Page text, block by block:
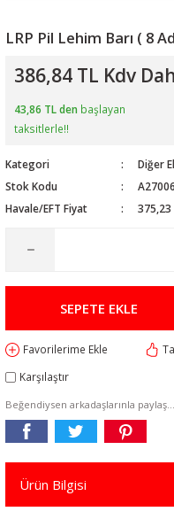
LRP Pil Lehim Barı ( 8
386,84 TL Kdv
43,86 TL den başlayan
taksitlerle!!
Kategori
Diğer
Stok Kodu
Havale/EFT Fiyat
375,23
SEPETE EKLE
Karşılaştır
Beğendiysen arkadaşlarınla paylaş...
Ürün Bilgisi